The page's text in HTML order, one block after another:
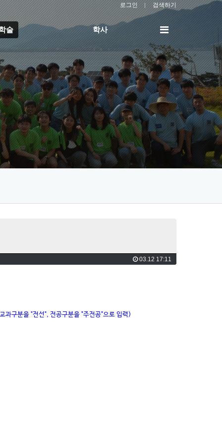
로그인 검색하기
술 학사
전
메
뉴
03.12 17:11
과구분을 "전선", 전공구분을 "주전공"으로 입력)